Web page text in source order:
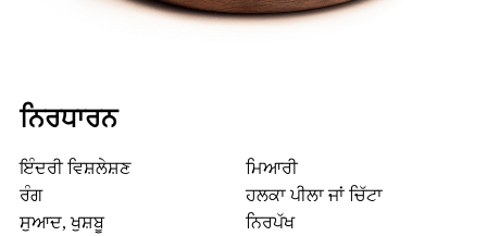
ਨਿਰਧਾਰਨ
ਇੰਦਰੀ ਵਿਸ਼ਲੇਸ਼ਣ
ਮਿਆਰੀ
ਰੰਗ
ਹਲਕਾ ਪੀਲਾ ਜਾਂ ਚਿੱਟਾ
ਸੁਆਦ, ਖੁਸ਼ਬੂ
ਨਿਰਪੱਖ